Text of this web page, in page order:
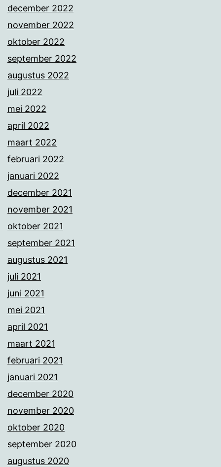
december 2022
november 2022
oktober 2022
september 2022
augustus 2022
juli 2022
mei 2022
april 2022
maart 2022
februari 2022
januari 2022
december 2021
november 2021
oktober 2021
september 2021
augustus 2021
juli 2021
juni 2021
mei 2021
april 2021
maart 2021
februari 2021
januari 2021
december 2020
november 2020
oktober 2020
september 2020
augustus 2020